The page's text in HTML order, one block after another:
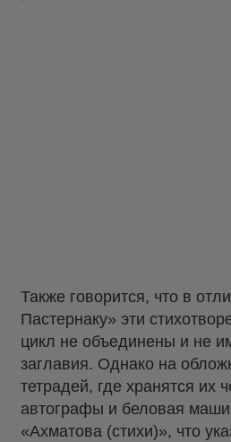
Также говорится, что в
Пастернаку» эти
цикл не объединены и не
заглавия. Однако на
тетрадей, где хранятся их
автографы и беловая
«Ахматова (стихи)», что